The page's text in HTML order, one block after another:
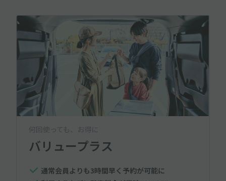
何回使っても、お得に
バリュープラス
通常会員よりも3時間早く予約が可能に